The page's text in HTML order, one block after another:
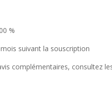
%
suivant la souscription
complémentaires, consultez